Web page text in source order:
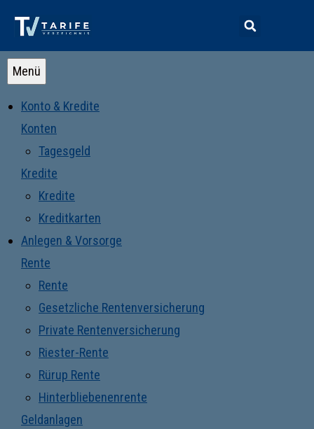
Menü
Konto & Kredite
Konten
Tagesgeld
Kredite
Kredite
Kreditkarten
Anlegen & Vorsorge
Rente
Rente
Gesetzliche Rentenversicherung
Private Rentenversicherung
Riester-Rente
Rürup Rente
Hinterbliebenenrente
Geldanlagen